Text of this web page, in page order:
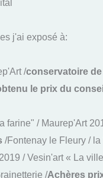
j'ai exposé à:
/conservatoire
le prix du
farine" / Maurep'Art
/Fontenay le Fleury /
/ Vesin'art « La
/Achères